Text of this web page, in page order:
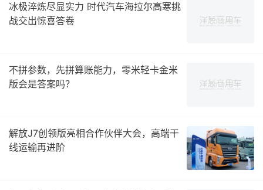
冰极淬炼尽显实力 时代汽车海拉尔高寒挑
战交出惊喜答卷
不拼参数，先拼算账能力，零米轻卡金米
版会是答案吗？
解放J7创领版亮相合作伙伴大会，高端干
线运输再进阶